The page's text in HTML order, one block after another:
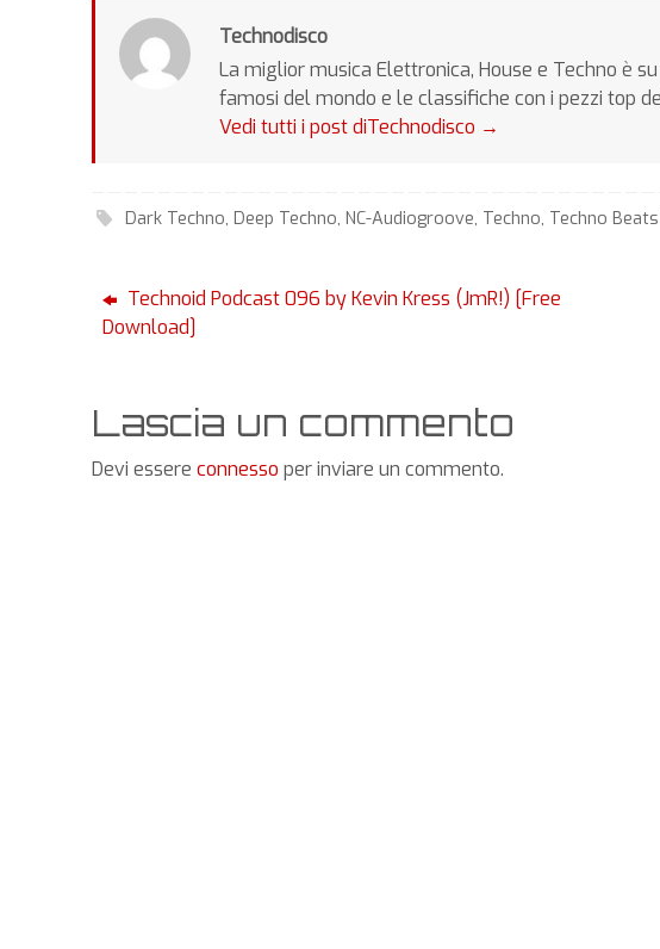
Technodisco
La miglior musica Elettronica, House e Techno è
famosi del mondo e le classifiche con i pezzi top
Vedi tutti i post diTechnodisco →
Dark Techno,Deep Techno,NC-Audiogroove, Techno, Techno
Technoid Podcast 096 by Kevin Kress (JmR!) [Free
Download]
Lascia un commento
Devi essere connesso per inviare un commento.